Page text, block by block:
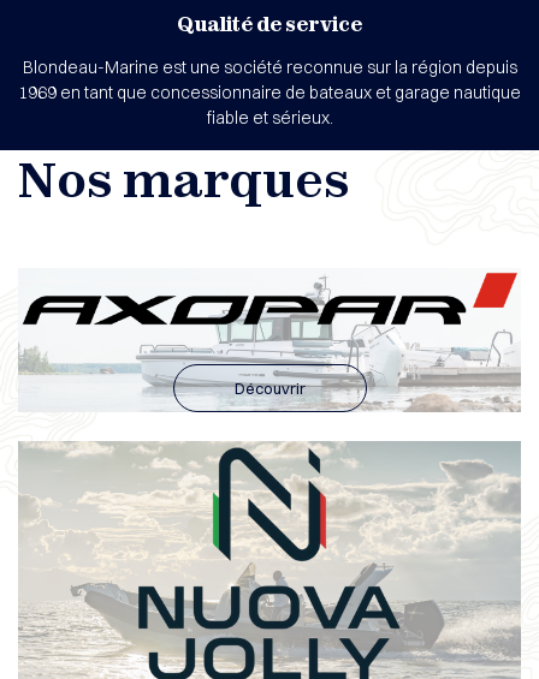
Qualité de service
Blondeau-Marine est une société reconnue sur la région depuis
1969 en tant que concessionnaire de bateaux et garage nautique
fiable et sérieux.
Nos marques
Découvrir